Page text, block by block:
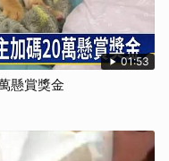
01:53
懸賞獎金